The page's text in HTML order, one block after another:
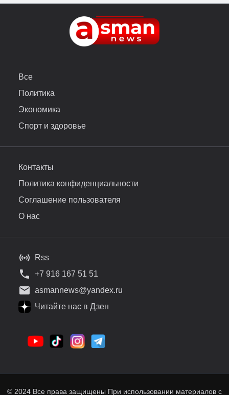
Все
Политика
Экономика
Спорт и здоровье
Контакты
Политика конфиденциальности
Соглашение пользователя
О нас
Rss
+7 916 167 51 51
asmannews@yandex.ru
Читайте нас в Дзен
© 2024 Все права защищены При использовании материалов с